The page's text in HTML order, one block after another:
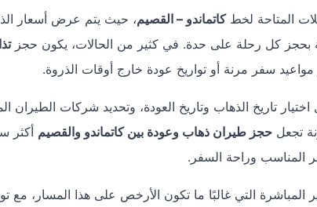
المتاحة لخطكاتماندو – القصيم، حيث يتم عرض أسعار
بحجز كل رحلة على حدة. في كثير من الحالات، يكون حجز
سفر مرنة أو تواريخ عودة خارج أوقات الذروة.
تاريخ الذهاب وتاريخ العودة، وتحديد شركات الطيران
تجعل حجز طيران ذهاب وعودة بين كاتماندو والقصيم أكثر
المناسب وراحة السفر.
التي غالبًا ما تكون الأرخص على هذا المسار، مع